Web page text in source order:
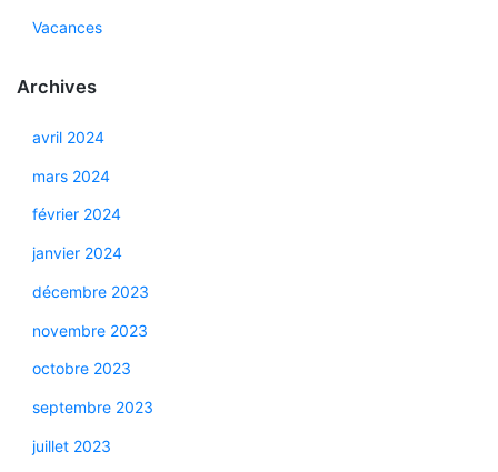
Vacances
Archives
avril 2024
mars 2024
février 2024
janvier 2024
décembre 2023
novembre 2023
octobre 2023
septembre 2023
juillet 2023